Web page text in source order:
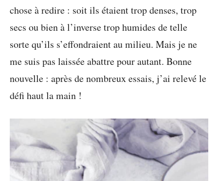
chose à redire : soit ils étaient trop denses, trop
secs ou bien à l’inverse trop humides de telle
sorte qu’ils s’effondraient au milieu. Mais je ne
me suis pas laissée abattre pour autant. Bonne
nouvelle : après de nombreux essais, j’ai relevé le
défi haut la main !